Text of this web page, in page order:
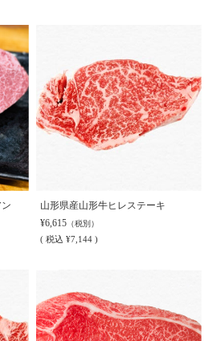
山形県産山形牛ヒレステーキ
¥6,615（税別）
( 税込 ¥7,144 )